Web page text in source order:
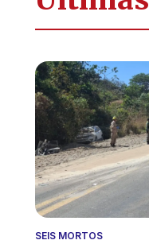
SEIS MORTOS